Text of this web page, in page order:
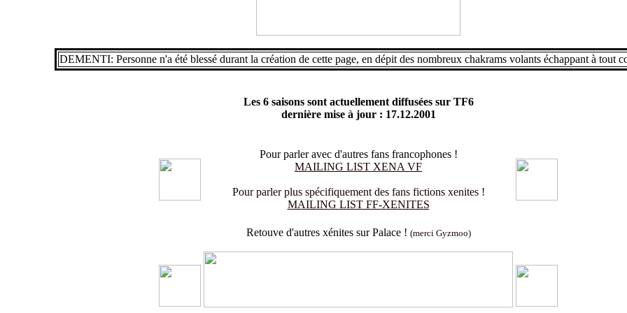
DEMENTI: Personne n'a été blessé durant la création de cette page, en dépit des nombreux chakrams volants échappant à tout
Les 6 saisons sont actuellement diffusées sur TF6
dernière mise à jour : 17.12.2001
Pour parler avec d'autres fans francophones !
MAILING LIST XENA VF
Pour parler plus spécifiquement des fans fictions xenites !
MAILING LIST FF-XENITES
Retouve d'autres xénites sur Palace ! (merci Gyzmoo)